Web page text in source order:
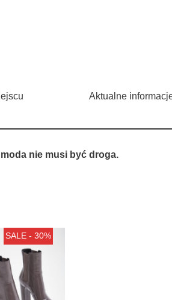
Aktualne
moda nie musi być droga.
SALE - 30%